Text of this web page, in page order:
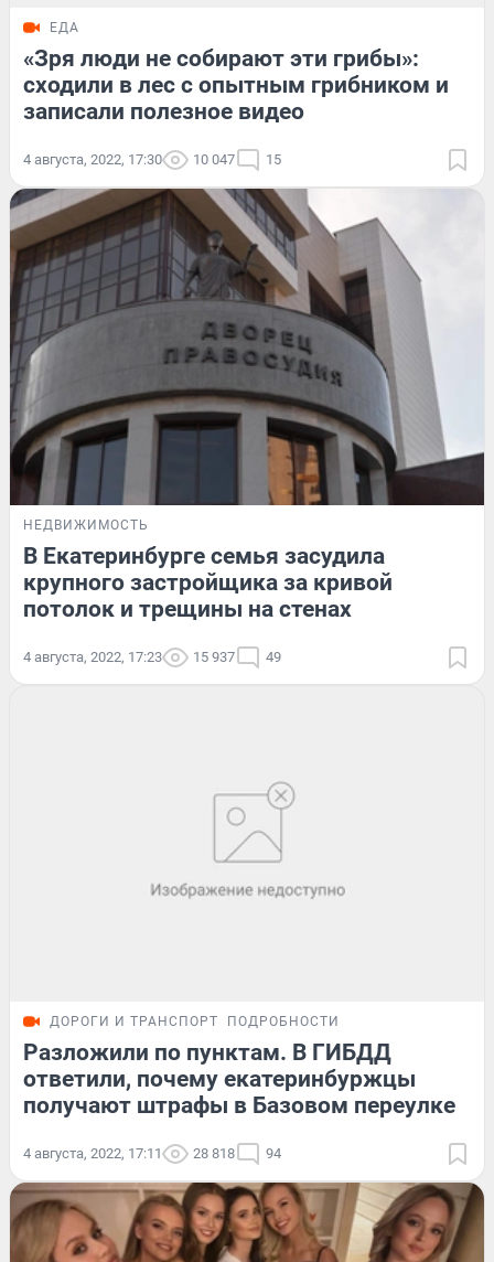
ЕДА
«Зря люди не собирают эти грибы»:
сходили в лес с опытным грибником и
записали полезное видео
4 августа, 2022, 17:30 10 047 15
НЕДВИЖИМОСТЬ
В Екатеринбурге семья засудила
крупного застройщика за кривой
потолок и трещины на стенах
4 августа, 2022, 17:23 15 937 49
ДОРОГИ И ТРАНСПОРТ ПОДРОБНОСТИ
Разложили по пунктам. В ГИБДД
ответили, почему екатеринбуржцы
получают штрафы в Базовом переулке
4 августа, 2022, 17:11 28 818 94